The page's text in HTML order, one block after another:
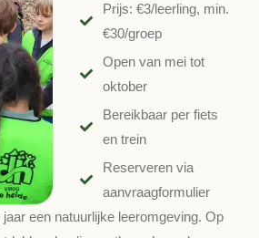
Prijs: €3/leerling, min.
€30/groep
Open van mei tot
oktober
Bereikbaar per fiets
en trein
Reserveren via
aanvraagformulier
een natuurlijke leeromgeving. Op